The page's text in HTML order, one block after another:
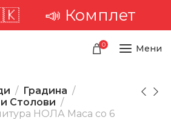
📣 Комплетна
0 Мени
Градина
Столови
НОЛА Маса со 6